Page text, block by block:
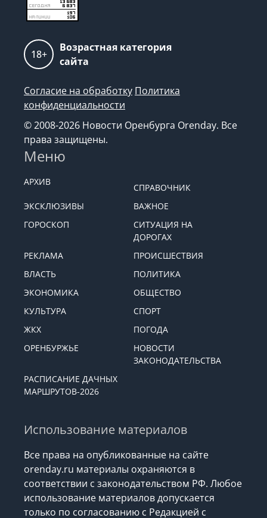
18+
Возрастная категория
сайта
Согласие на обработку Политика
конфиденциальности
© 2008-2026 Новости Оренбурга Orenday. Все
права защищены.
Меню
АРХИВ
СПРАВОЧНИК
ЭКСКЛЮЗИВЫ
ВАЖНОЕ
ГОРОСКОП
СИТУАЦИЯ НА
ДОРОГАХ
РЕКЛАМА
ПРОИСШЕСТВИЯ
ВЛАСТЬ
ПОЛИТИКА
ЭКОНОМИКА
ОБЩЕСТВО
КУЛЬТУРА
СПОРТ
ЖКХ
ПОГОДА
ОРЕНБУРЖЬЕ
НОВОСТИ
ЗАКОНОДАТЕЛЬСТВА
РАСПИСАНИЕ ДАЧНЫХ
МАРШРУТОВ-2026
Использование материалов
Все права на опубликованные на сайте
orenday.ru материалы охраняются в
соответствии с законодательством РФ. Любое
использование материалов допускается
только по согласованию с Редакцией с